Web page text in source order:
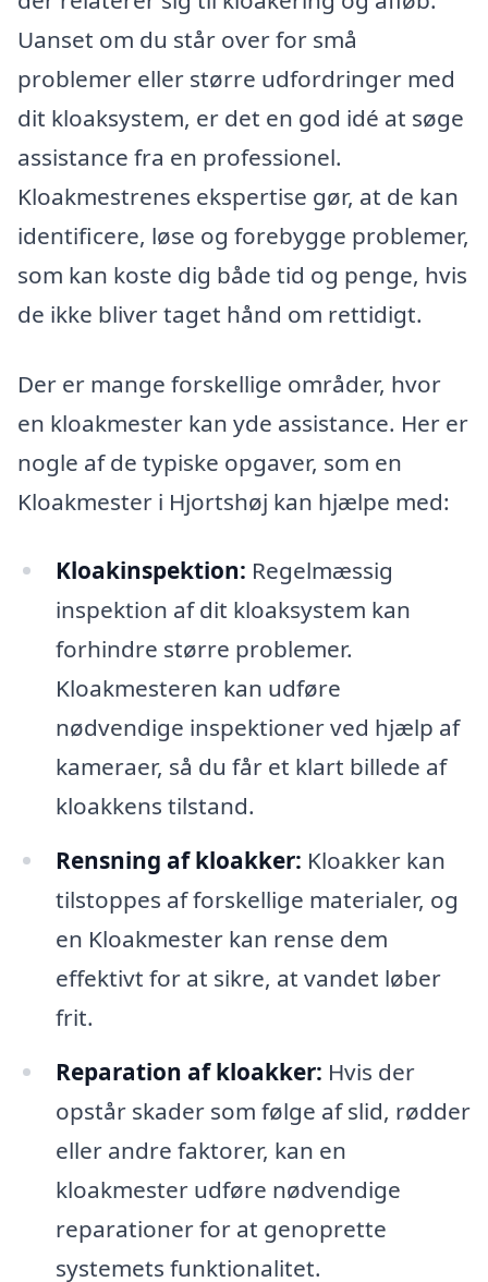
Uanset om du står over for små
problemer eller større udfordringer med
dit kloaksystem, er det en god idé at søge
assistance fra en professionel.
Kloakmestrenes ekspertise gør, at de kan
identificere, løse og forebygge problemer,
som kan koste dig både tid og penge, hvis
de ikke bliver taget hånd om rettidigt.
Der er mange forskellige områder, hvor
en kloakmester kan yde assistance. Her er
nogle af de typiske opgaver, som en
Kloakmester i Hjortshøj kan hjælpe med:
Kloakinspektion: Regelmæssig
inspektion af dit kloaksystem kan
forhindre større problemer.
Kloakmesteren kan udføre
nødvendige inspektioner ved hjælp af
kameraer, så du får et klart billede af
kloakkens tilstand.
Rensning af kloakker: Kloakker kan
tilstoppes af forskellige materialer, og
en Kloakmester kan rense dem
effektivt for at sikre, at vandet løber
frit.
Reparation af kloakker: Hvis der
opstår skader som følge af slid, rødder
eller andre faktorer, kan en
kloakmester udføre nødvendige
reparationer for at genoprette
systemets funktionalitet.